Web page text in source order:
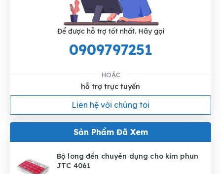
Để được hỗ trợ tốt nhất. Hãy gọi
0909797251
HOẶC
hỗ trợ trực tuyến
Liên hệ với chúng tôi
Sản Phẩm Đã Xem
Bộ long đền chuyên dụng cho kim phun
JTC 4061